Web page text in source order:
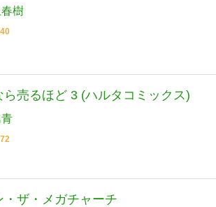
樹
ら売るほど 3 (ハルタコミックス)
青
・ザ・メガチャーチ